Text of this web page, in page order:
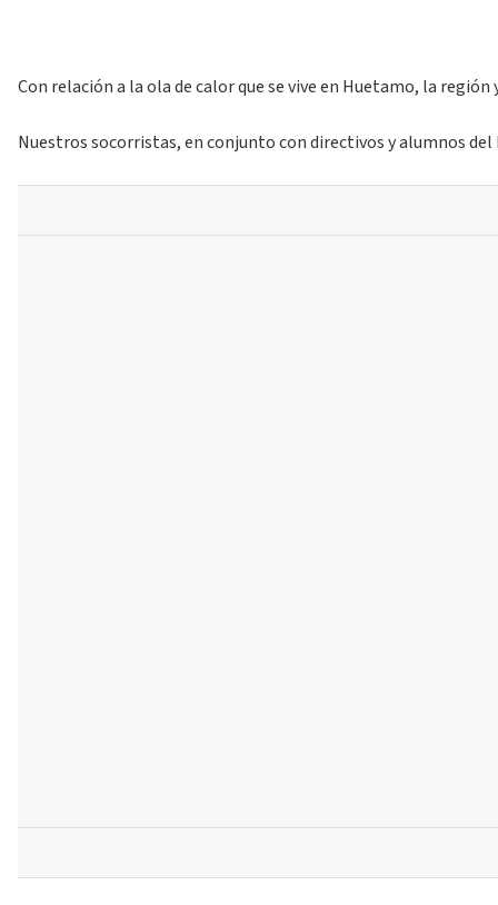
Con relación a la ola de calor que se vive en Huetamo, la
Nuestros socorristas, en conjunto con directivos y alumnos